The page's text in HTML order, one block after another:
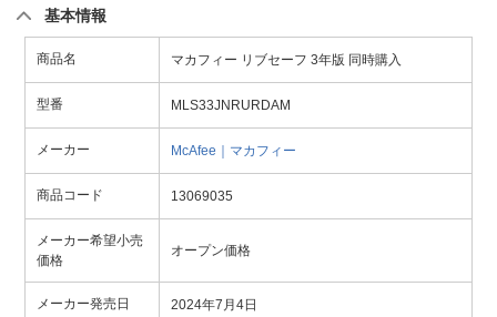
基本情報
商品名 マカフィー リブセーフ 3年版 同時購入
型番 MLS33JNRURDAM
メーカー McAfee｜マカフィー
商品コード 13069035
メーカー希望小売
価格
オープン価格
メーカー発売日 2024年7月4日